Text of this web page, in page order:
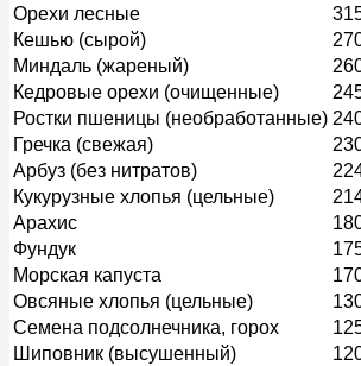
Орехи лесные
Кешью (сырой)
Миндаль (жареный)
Кедровые орехи (очищенные)
Ростки пшеницы (необработанные)
Гречка (свежая)
Арбуз (без нитратов)
Кукурузные хлопья (цельные)
Арахис
Фундук
Морская капуста
Овсяные хлопья (цельные)
Семена подсолнечника, горох
Шиповник (высушенный)